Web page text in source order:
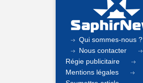
Qui sommes-nous ?
Nous contacter
Régie publicitaire
Mentions légales